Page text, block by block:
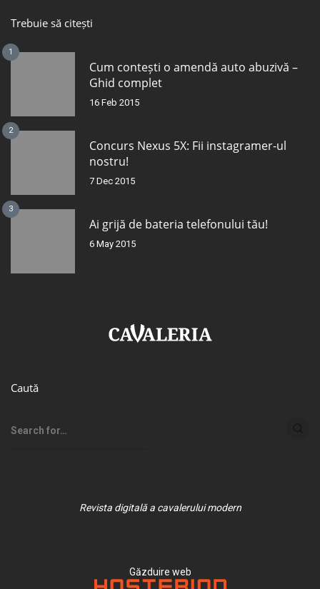
Trebuie să citești
1
Cum contești o amendă auto abuzivă –
Ghid complet
16 Feb 2015
2
Concurs Nexus 5X: Fii instagramer-ul
nostru!
7 Dec 2015
3
Ai grijă de bateria telefonului tău!
6 May 2015
Caută
Revista digitală a cavalerului modern
Găzduire web